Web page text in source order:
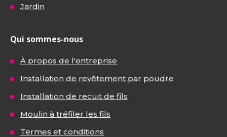
Jardin
Qui sommes-nous
À propos de l'entreprise
Installation de revêtement par poudre
Installation de recuit de fils
Moulin à tréfiler les fils
Termes et conditions